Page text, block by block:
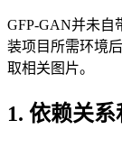
GFP-GAN并未自
装项目所需环境
取相关图片。
1. 依赖关